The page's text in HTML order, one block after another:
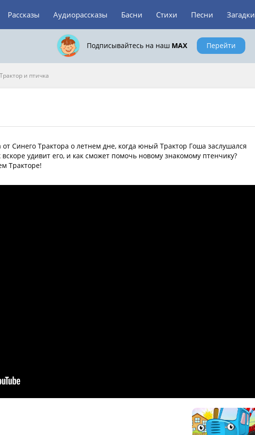
Рассказы Аудиорассказы Басни Стихи Песни Загадки
Подписывайтесь на наш MAX Перейти
Трактор и птичка
Синего Трактора о летнем дне, когда юный Трактор Гоша заслушался
удивит его, и как сможет помочь новому знакомому птенчику?
Тракторе!